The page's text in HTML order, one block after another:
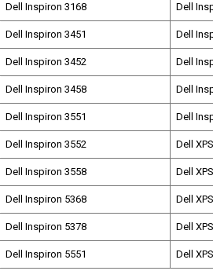
Dell Inspiron 3168 Dell
Dell Inspiron 3451 Dell
Dell Inspiron 3452 Dell
Dell Inspiron 3458 Dell
Dell Inspiron 3551 Dell
Dell Inspiron 3552 Dell
Dell Inspiron 3558 Dell
Dell Inspiron 5368 Dell
Dell Inspiron 5378 Dell
Dell Inspiron 5551 Dell